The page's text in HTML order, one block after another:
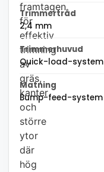
framtagen
för
effektiv
trimning
av
gräs,
kanter
och
större
ytor
där
hög
Trimmertråd
2,4 mm
Trimmerhuvud
Quick-load-system
Matning
Bump-feed-system